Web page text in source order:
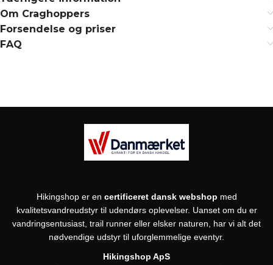
Om Craghoppers
Forsendelse og priser
FAQ
Hikingshop er en certificeret dansk webshop med
kvalitetsvandreudstyr til udendørs oplevelser. Uanset om du er
vandringsentusiast, trail runner eller elsker naturen, har vi alt det
nødvendige udstyr til uforglemmelige eventyr.
Hikingshop ApS